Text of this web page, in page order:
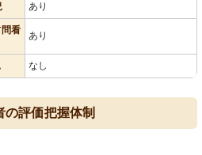
あり
看
あり
なし
評価把握体制